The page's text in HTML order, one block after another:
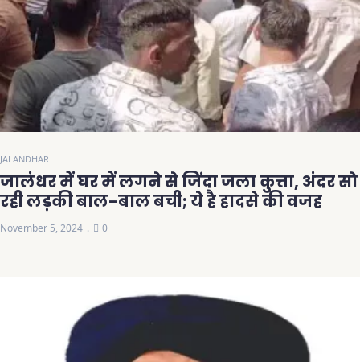
JALANDHAR
जालंधर में घर में लगने से जिंदा जला कुत्ता, अंदर सो
रही लड़की बाल-बाल बची; ये है हादसे की वजह
November 5, 2024 0